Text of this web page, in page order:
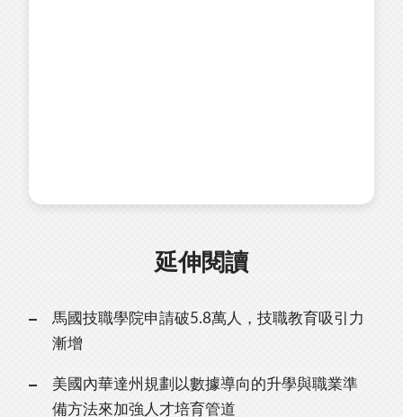
延伸閱讀
馬國技職學院申請破5.8萬人，技職教育吸引力
漸增
美國內華達州規劃以數據導向的升學與職業準
備方法來加強人才培育管道